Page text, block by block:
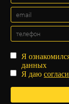
Я
данных
Я даю